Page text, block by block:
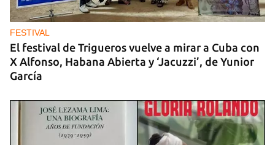
FESTIVAL
El festival de Trigueros vuelve a mirar a Cuba con
X Alfonso, Habana Abierta y ‘Jacuzzi’, de Yunior
García